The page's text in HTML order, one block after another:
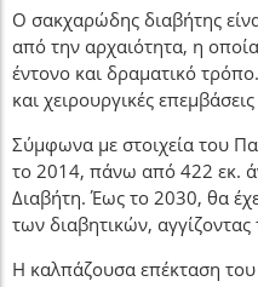
Ο σακχαρώδης διαβήτης
από την αρχαιότητα, η
έντονο και δραματικό
και χειρουργικές
Σύμφωνα με στοιχεία του
το 2014, πάνω από 422 εκ.
Διαβήτη. Έως το 2030, θα
των διαβητικών,
Η καλπάζουσα επέκταση του